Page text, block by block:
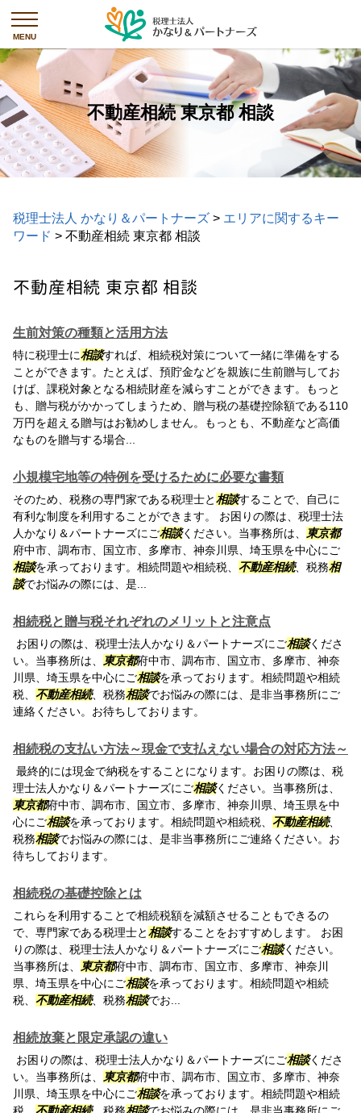
不動産相続 東京都 相談
税理士法人 かなり＆パートナーズ > エリアに関するキー
ワード > 不動産相続 東京都 相談
不動産相続 東京都 相談
生前対策の種類と活用方法
特に税理士に相談すれば、相続税対策について一緒に準備をする
ことができます。たとえば、預貯金などを親族に生前贈与してお
けば、課税対象となる相続財産を減らすことができます。もっと
も、贈与税がかかってしまうため、贈与税の基礎控除額である110
万円を超える贈与はお勧めしません。もっとも、不動産など高価
なものを贈与する場合...
小規模宅地等の特例を受けるために必要な書類
そのため、税務の専門家である税理士と相談することで、自己に
有利な制度を利用することができます。 お困りの際は、税理士法
人かなり＆パートナーズにご相談ください。当事務所は、
東京都
府中市、調布市、国立市、多摩市、神奈川県、埼玉県を中心にご
相談を承っております。相続問題や相続税、 不動産相続、税務相
談でお悩みの際には、是...
相続税と贈与税それぞれのメリットと注意点
お困りの際は、税理士法人かなり＆パートナーズにご相談くださ
い。当事務所は、
東京都府中市、調布市、国立市、多摩市、神奈
川県、埼玉県を中心にご相談を承っております。相続問題や相続
税、 不動産相続、税務相談でお悩みの際には、是非当事務所にご
連絡ください。お待ちしております。
相続税の支払い方法～現金で支払えない場合の対応方法～
最終的には現金で納税をすることになります。お困りの際は、税
理士法人かなり＆パートナーズにご相談ください。当事務所は、
東京都府中市、調布市、国立市、多摩市、神奈川県、埼玉県を中
心にご相談を承っております。相続問題や相続税、 不動産相続、
税務相談でお悩みの際には、是非当事務所にご連絡ください。お
待ちしております。
相続税の基礎控除とは
これらを利用することで相続税額を減額させることもできるの
で、専門家である税理士と相談することをおすすめします。 お困
りの際は、税理士法人かなり＆パートナーズにご相談ください。
当事務所は、
東京都府中市、調布市、国立市、多摩市、神奈川
県、埼玉県を中心にご相談を承っております。相続問題や相続
税、 不動産相続、税務相談でお...
相続放棄と限定承認の違い
お困りの際は、税理士法人かなり＆パートナーズにご相談くださ
い。当事務所は、
東京都府中市、調布市、国立市、多摩市、神奈
川県、埼玉県を中心にご相談を承っております。相続問題や相続